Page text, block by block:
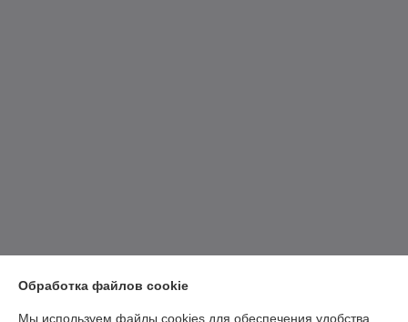
Обработка файлов cookie
Мы используем файлы cookies для обеспечения удобства